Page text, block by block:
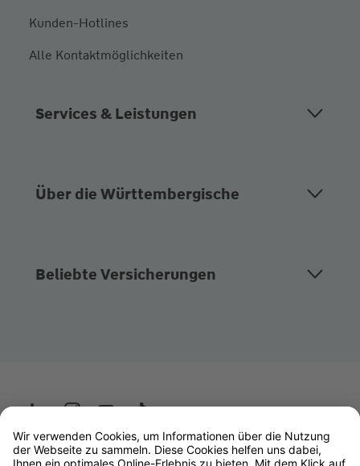
Kunden-Hotlines
Alle Kontaktmöglichkeiten
Services & Leistungen
Über die Württembergische
Beliebte Versicherungen
Wüstenrot